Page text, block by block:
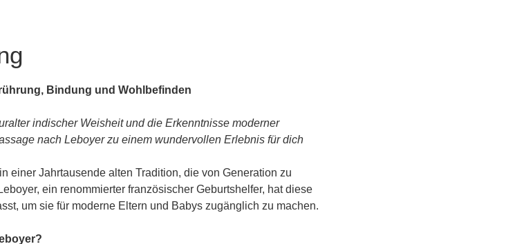
Bindung und Wohlbefinden
indischer Weisheit und die Erkenntnisse moderner
nach Leboyer zu einem wundervollen Erlebnis für dich
einer Jahrtausende alten Tradition, die von Generation zu
ein renommierter französischer Geburtshelfer, hat diese
um sie für moderne Eltern und Babys zugänglich zu machen.